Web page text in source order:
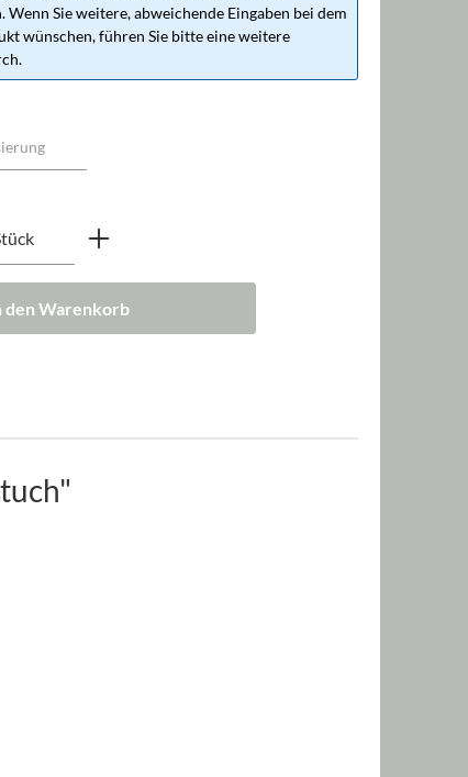
Wenn Sie weitere, abweichende Eingaben bei dem
wünschen, führen Sie bitte eine weitere
Gib den gewünschten Wert ein
den Warenkorb